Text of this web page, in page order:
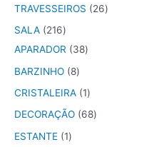
TRAVESSEIROS
26
SALA
216
APARADOR
38
BARZINHO
8
CRISTALEIRA 1
DECORAÇÃO
68
ESTANTE 1